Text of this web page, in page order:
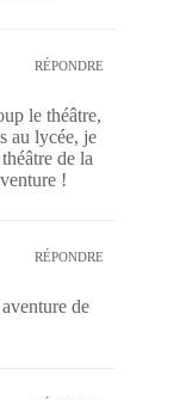
RÉPONDRE
le théâtre,
au lycée, je
de la
!
RÉPONDRE
de